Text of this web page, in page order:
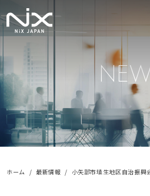
ホーム 最新情報 小矢部市埴生地区自治振興